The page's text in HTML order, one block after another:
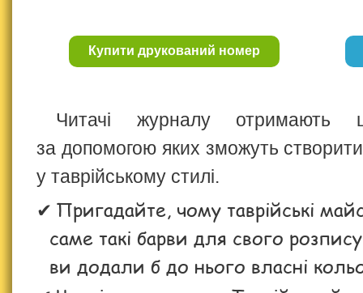
Купити друкований номер
Читачі журналу
за допомогою яких зможуть
у таврійському стилі.
Пригадайте, чому таврійські
саме такі барви для свого
ви додали б до нього власні